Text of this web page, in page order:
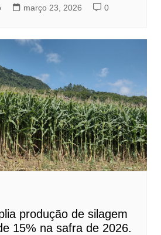
março 23, 2026 0
produção de silagem
15% na safra de 2026.